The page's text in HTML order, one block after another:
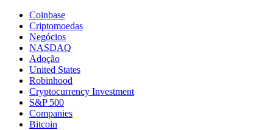
Coinbase
Criptomoedas
Negócios
NASDAQ
Adoção
United States
Robinhood
Cryptocurrency Investment
S&P 500
Companies
Bitcoin